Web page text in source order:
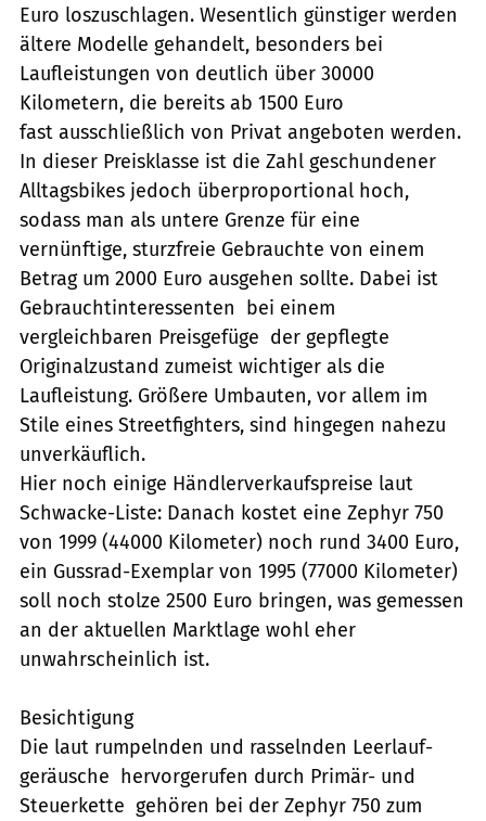
Euro loszuschlagen. Wesentlich günstiger werden
ältere Modelle gehandelt, besonders bei
Laufleistungen von deutlich über 30000
Kilometern, die bereits ab 1500 Euro
fast ausschließlich von Privat angeboten werden.
In dieser Preisklasse ist die Zahl geschundener
Alltagsbikes jedoch überproportional hoch,
sodass man als untere Grenze für eine
vernünftige, sturzfreie Gebrauchte von einem
Betrag um 2000 Euro ausgehen sollte. Dabei ist
Gebrauchtinteressenten  bei einem
vergleichbaren Preisgefüge  der gepflegte
Originalzustand zumeist wichtiger als die
Laufleistung. Größere Umbauten, vor allem im
Stile eines Streetfighters, sind hingegen nahezu
unverkäuflich.
Hier noch einige Händlerverkaufspreise laut
Schwacke-Liste: Danach kostet eine Zephyr 750
von 1999 (44000 Kilometer) noch rund 3400 Euro,
ein Gussrad-Exemplar von 1995 (77000 Kilometer)
soll noch stolze 2500 Euro bringen, was gemessen
an der aktuellen Marktlage wohl eher
unwahrscheinlich ist.
Besichtigung
Die laut rumpelnden und rasselnden Leerlauf-
geräusche  hervorgerufen durch Primär- und
Steuerkette  gehören bei der Zephyr 750 zum